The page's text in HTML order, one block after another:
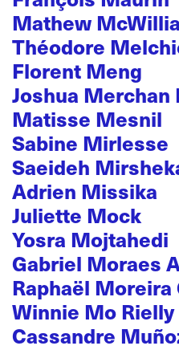
Mathew
Théodore
Florent Meng
Joshua Merchan
Matisse Mesnil
Sabine Mirlesse
Saeideh
Adrien Missika
Juliette Mock
Yosra Mojtahedi
Gabriel Moraes
Raphaël Moreira
Winnie Mo Rielly
Cassandre